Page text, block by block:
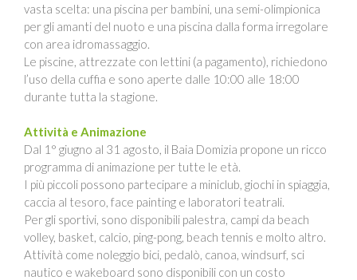
vasta scelta: una piscina per bambini, una semi-olimpionica
per gli amanti del nuoto e una piscina dalla forma irregolare
con area idromassaggio.
Le piscine, attrezzate con lettini (a pagamento), richiedono
l’uso della cuffia e sono aperte dalle 10:00 alle 18:00
durante tutta la stagione.
Attività e Animazione
Dal 1° giugno al 31 agosto, il Baia Domizia propone un ricco
programma di animazione per tutte le età.
I più piccoli possono partecipare a miniclub, giochi in spiaggia,
caccia al tesoro, face painting e laboratori teatrali.
Per gli sportivi, sono disponibili palestra, campi da beach
volley, basket, calcio, ping-pong, beach tennis e molto altro.
Attività come noleggio bici, pedalò, canoa, windsurf, sci
nautico e wakeboard sono disponibili con un costo